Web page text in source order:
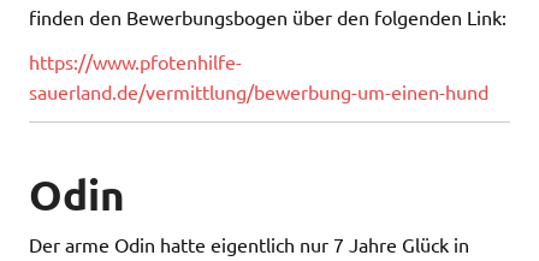
finden den Bewerbungsbogen über den folgenden Link:
https://www.pfotenhilfe-
sauerland.de/vermittlung/bewerbung-um-einen-hund
Odin
Der arme Odin hatte eigentlich nur 7 Jahre Glück in